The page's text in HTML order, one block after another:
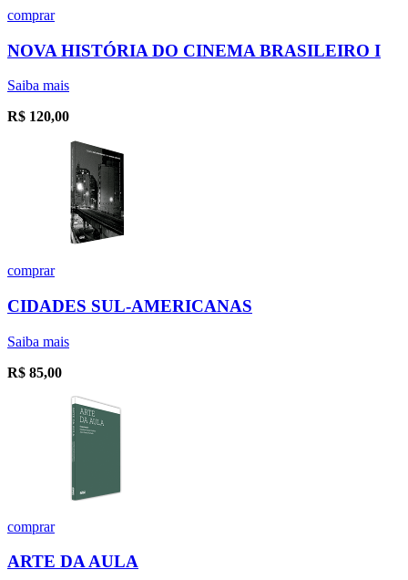
comprar
NOVA HISTÓRIA DO CINEMA BRASILEIRO I
Saiba mais
R$ 120,00
comprar
CIDADES SUL-AMERICANAS
Saiba mais
R$ 85,00
comprar
ARTE DA AULA